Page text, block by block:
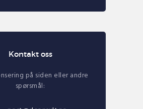
Kontakt oss
på siden eller andre
spørsmål: